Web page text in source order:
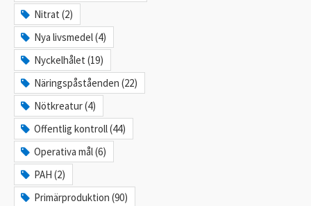
Nitrat (2)
Nya livsmedel (4)
Nyckelhålet (19)
Näringspåståenden (22)
Nötkreatur (4)
Offentlig kontroll (44)
Operativa mål (6)
PAH (2)
Primärproduktion (90)